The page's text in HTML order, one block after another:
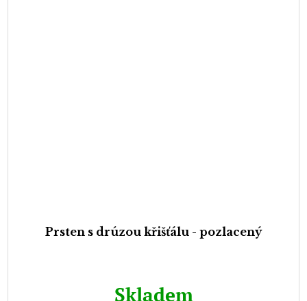
Prsten s drúzou křišťálu - pozlacený
Skladem